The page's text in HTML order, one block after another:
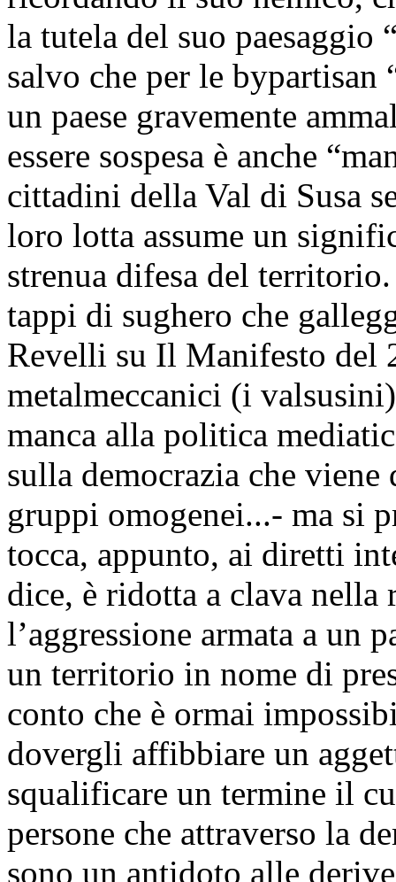
la tutela del suo paesaggio
salvo che per le
un paese gravemente
essere sospesa è anche
cittadini della Val di Susa
loro lotta assume un
strenua difesa del
tappi di sughero che
Revelli su Il Manifesto del
metalmeccanici (i
manca alla politica
sulla democrazia che
gruppi omogenei...- ma si
tocca, appunto, ai diretti
dice, è ridotta a clava
l’aggressione armata a un
un territorio in nome di
conto che è ormai
dovergli affibbiare un
squalificare un termine il
persone che attraverso la
sono un antidoto alle